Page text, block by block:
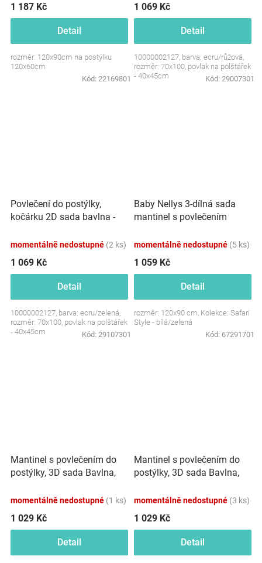
1 187 Kč
Detail
rozměr: 120x90cm na postýlku
120x60cm
Kód: 22169801
1 069 Kč
Detail
10000002127, barva: ecru/růžová,
rozměr: 70x100, povlak na polštářek
- 40x45cm
Kód: 29007301
Povlečení do postýlky,
kočárku 2D sada bavlna -
ecru/zelená
momentálně nedostupné (2 ks)
1 069 Kč
Detail
10000002127, barva: ecru/zelená,
rozměr: 70x100, povlak na polštářek
- 40x45cm
Kód: 29107301
Baby Nellys 3-dílná sada
mantinel s povlečením
potiskem/zelená
momentálně nedostupné (5 ks)
1 059 Kč
Detail
rozměr: 120x90 cm, Kolekce: Safari
Style - bílá/zelená
Kód: 67291701
Mantinel s povlečením do
postýlky, 3D sada Bavlna,
135x100 cm
momentálně nedostupné (1 ks)
1 029 Kč
Detail
Mantinel s povlečením do
postýlky, 3D sada Bavlna,
cm
momentálně nedostupné (3 ks)
1 029 Kč
Detail